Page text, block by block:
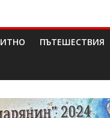
ПЪТЕШЕСТВИЯ